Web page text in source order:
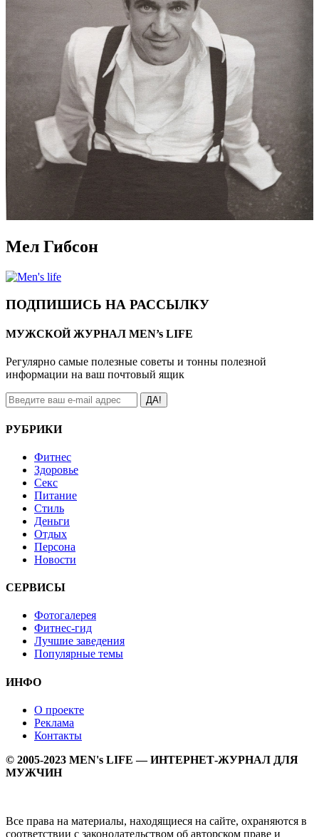
Мел Гибсон
ПОДПИШИСЬ НА РАССЫЛКУ
МУЖСКОЙ ЖУРНАЛ MEN’s LIFE
Регулярно самые полезные советы и тонны полезной
информации на ваш почтовый ящик
ДА!
РУБРИКИ
Фитнес
Здоровье
Секс
Питание
Стиль
Деньги
Отдых
Персона
Новости
СЕРВИСЫ
Фотогалерея
Фитнес-гид
Лучшие заведения
Популярные темы
ИНФО
О проекте
Реклама
Контакты
© 2005-2023 MEN's LIFE — ИНТЕРНЕТ-ЖУРНАЛ ДЛЯ
МУЖЧИН
Все права на материалы, находящиеся на сайте, охраняются в
соответствии с законодательством об авторском праве и